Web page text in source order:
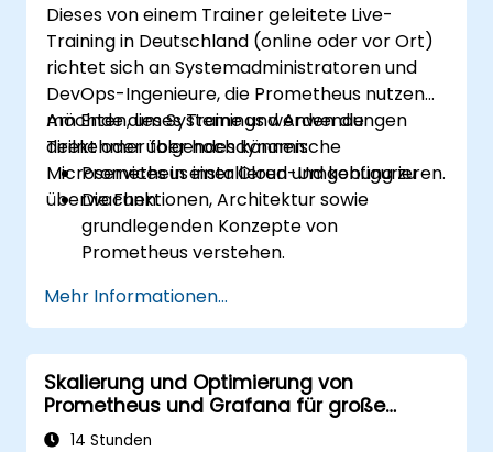
Skalierung der Monitoring-Lösungen in
Kubernetes-Umgebungen anzuwenden.
Dieses von einem Trainer geleitete Live-
Training in Deutschland (online oder vor Ort)
richtet sich an Systemadministratoren und
DevOps-Ingenieure, die Prometheus nutzen
möchten, um Systeme und Anwendungen
direkt oder über hochdynamische
Microservices in einer Cloud-Umgebung zu
überwachen.
Am Ende dieses Trainings werden die
Teilnehmer folgendes können:
Prometheus installieren und konfigurieren.
Die Funktionen, Architektur sowie
grundlegenden Konzepte von
Prometheus verstehen.
PromQL abfragt.
Mithilfe von Grafana Visualisierungen und
Dashboards erstellen.
Regeln zur Systemüberwachung und
Alarmierung konfigurieren.
System- sowie Anwendungsleistung
Mehr Informationen...
Skalierung und Optimierung von
Prometheus und Grafana für große
Umgebungen
14 Stunden